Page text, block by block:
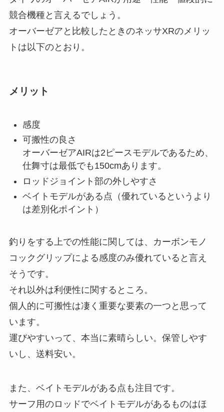
競合機種と言えるでしょう。
オーバーゼアと比較したときのネッサXRのメリッ
トは以下のとおり。
メリット
感度
可搬性の良さ
オーバーゼアAIRは2ピースモデルであるため、
仕舞寸は最低でも150cmあります。
ロッドジョイント部の外しやすさ
ベイトモデルがある点（優れているというより
は差別化ポイント）
釣りをする上での性能に関しては、カーボンモノ
コックグリップによる感度のみ優れていると言え
そうです。
それ以外は利便性に関するところ。
個人的に可搬性は凄く重要な要素の一つと思って
います。
運びやすいって、本当に素晴らしい。保管しやす
いし、送料安い。
また、ベイトモデルがある点も注目です。
サーフ用のロッドでベイトモデルがあるものはほ